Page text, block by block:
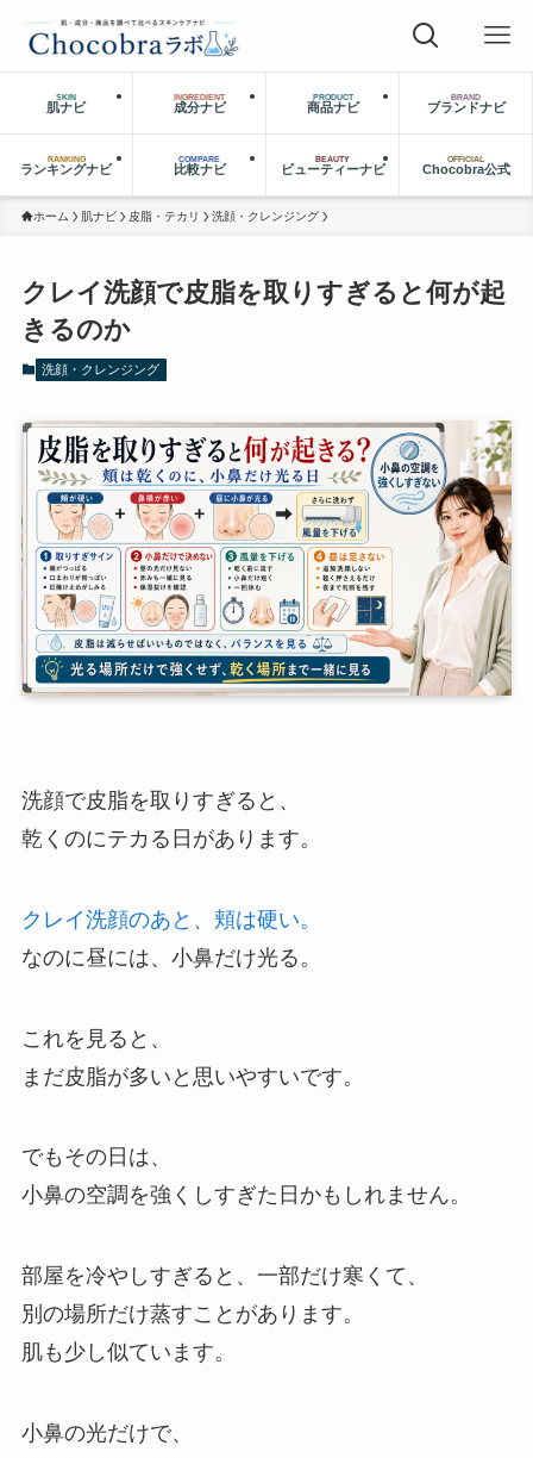
SKIN
肌ナビ
INGREDIENT
成分ナビ
PRODUCT
商品ナビ
BRAND
ブランドナビ
RANKING
ランキングナビ
COMPARE
比較ナビ
BEAUTY
ビューティーナビ
OFFICIAL
Chocobra公式
ホーム 肌ナビ 皮脂・テカリ 洗顔・クレンジング
クレイ洗顔で皮脂を取りすぎると何が起
きるのか
洗顔・クレンジング
洗顔で皮脂を取りすぎると、
乾くのにテカる日があります。
クレイ洗顔のあと、頬は硬い。
なのに昼には、小鼻だけ光る。
これを見ると、
まだ皮脂が多いと思いやすいです。
でもその日は、
小鼻の空調を強くしすぎた日かもしれません。
部屋を冷やしすぎると、一部だけ寒くて、
別の場所だけ蒸すことがあります。
肌も少し似ています。
小鼻の光だけで、